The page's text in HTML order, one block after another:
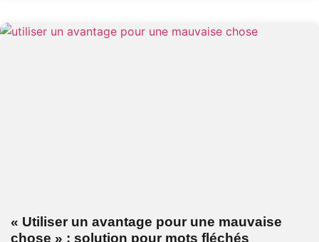
« Utiliser un avantage pour une mauvaise
chose » : solution pour mots fléchés